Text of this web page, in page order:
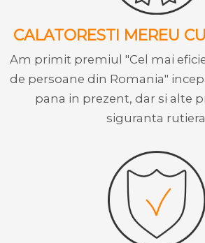
CALATORESTI MEREU
Am primit premiul "Cel mai
de persoane din Romania"
pana in prezent, dar si alte
siguranta